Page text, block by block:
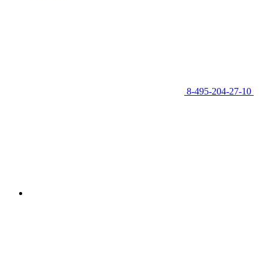
8-495-204-27-10